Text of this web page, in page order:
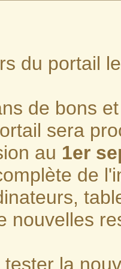
du portail
de bons
sera
au 1er
de
nouvelles
tester la